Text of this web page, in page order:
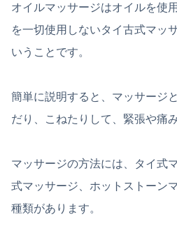
オイルマッサージはオイルを使
を一切使用しないタイ古式マッ
いうことです。
簡単に説明すると、マッサージ
だり、こねたりして、緊張や痛
マッサージの方法には、タイ式
式マッサージ、ホットストーン
種類があります。